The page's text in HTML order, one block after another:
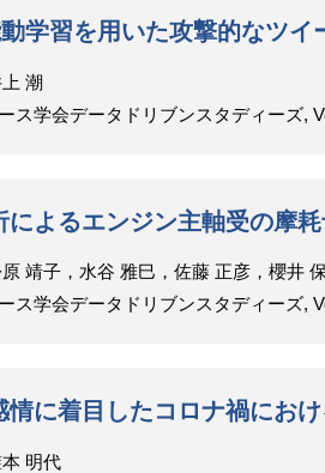
学習を用いた攻撃的なツイ
潮
ス学会データドリブンスタディーズ,
によるエンジン主軸受の摩耗
靖子，水谷 雅巳，佐藤 正彦，櫻井
ス学会データドリブンスタディーズ,
情に着目したコロナ禍にお
明代